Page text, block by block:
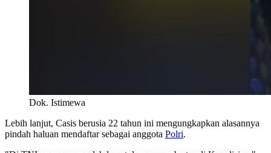
Dok. Istimewa
Lebih lanjut, Casis berusia 22 tahun ini mengungkapkan alasannya
pindah haluan mendaftar sebagai anggota Polri.